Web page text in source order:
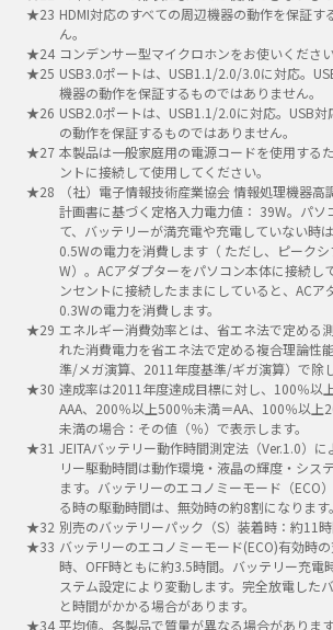
HDMI対応のすべての周辺機器の動作を保証す
ん。
コンデンサー型マイクロホンをお使いください
USB3.0ポートは、USB1.1/2.0/3.0に対応。
機器の動作を保証するものではありません。
USB2.0ポートは、USB1.1/2.0に対応。USB
の動作を保証するものではありません。
本製品は一般家庭用の電源コードを使用する
ントに接続して使用してください。
（社）電子情報技術産業協会 情報処理機器
計画書に基づく定格入力電力値： 39W。パソ
て、バッテリーが満充電や充電していない時
0.5Wの電力を消費します（ ただし、ピーク
W）。ACアダプターをパソコン本体に接続し
ンセントに接続したままにしていると、ACア
0.3Wの電力を消費します。
エネルギー消費効率とは、省エネ法で定める
れた消費電力を省エネ法で定める複合理論性
準/メガ演算、2011年度基準/ギガ演算）で除
達成率は2011年度達成目標に対し、100％以
AAA、200％以上500％未満＝AA、100％以上
未満の場合：その値（％）で表示します。
JEITAバッテリー動作時間測定法（Ver.1.0）
リー駆動時間は動作環境・液晶の輝度・シス
ます。バッテリーのエコノミーモード（ECO
る時の駆動時間は、無効時の約8割になります。
別売のバッテリーパック（S）装着時：約11
バッテリーのエコノミーモード(ECO)有効時
時、OFF時ともに約3.5時間。バッテリー充電
ステム設定により変動します。完全放電した
と時間がかかる場合があります。
平均値。各製品で質量が異なる場合があります